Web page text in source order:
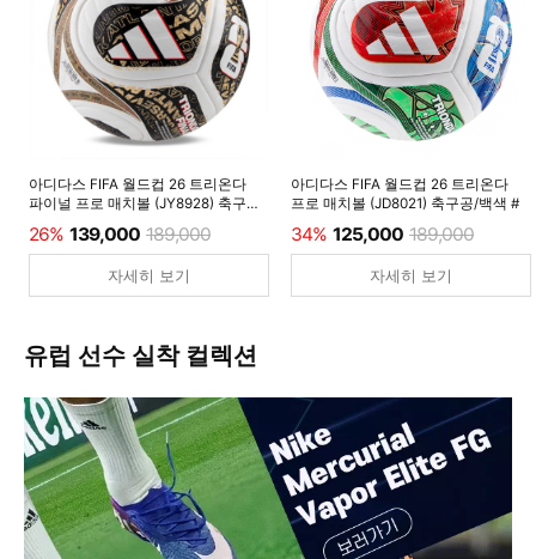
아디다스 FIFA 월드컵 26 트리온다
파이널 프로 매치볼 (JY8928) 축구공/
26% 139,000 189,000
자세히 보기
아디다스 FIFA 월드컵 26 트리온다
프로 매치볼 (JD8021) 축구공/백색 #
34% 125,000 189,000
자세히 보기
유럽 선수 실착 컬렉션